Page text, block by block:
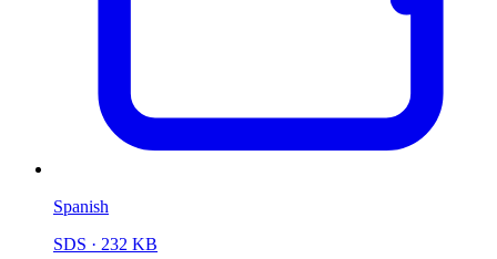
Spanish
SDS · 232 KB